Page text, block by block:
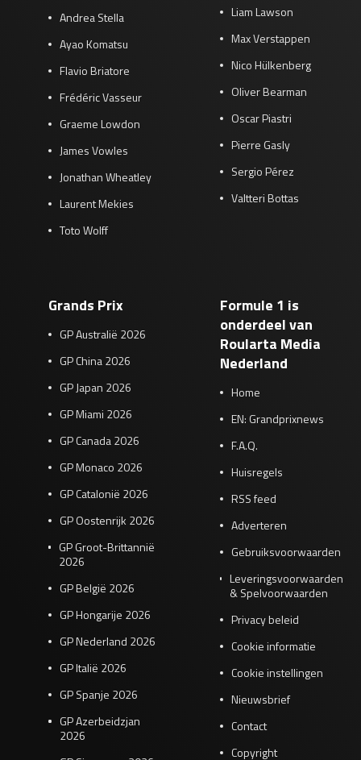
Andrea Stella
Ayao Komatsu
Flavio Briatore
Frédéric Vasseur
Graeme Lowdon
James Vowles
Jonathan Wheatley
Laurent Mekies
Toto Wolff
Liam Lawson
Max Verstappen
Nico Hülkenberg
Oliver Bearman
Oscar Piastri
Pierre Gasly
Sergio Pérez
Valtteri Bottas
Grands Prix
GP Australië 2026
GP China 2026
GP Japan 2026
GP Miami 2026
GP Canada 2026
GP Monaco 2026
GP Catalonië 2026
GP Oostenrijk 2026
GP Groot-Brittannië
2026
GP België 2026
GP Hongarije 2026
GP Nederland 2026
GP Italië 2026
GP Spanje 2026
GP Azerbeidzjan
2026
Formule 1 is
onderdeel van
Roularta Media
Nederland
Home
EN: Grandprixnews
F.A.Q.
Huisregels
RSS feed
Adverteren
Gebruiksvoorwaarden
Leveringsvoorwaarden
& Spelvoorwaarden
Privacy beleid
Cookie informatie
Cookie instellingen
Nieuwsbrief
Contact
Copyright